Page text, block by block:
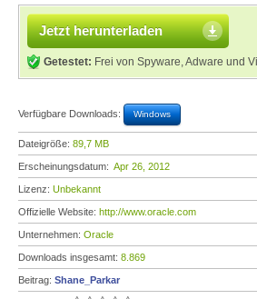
Jetzt herunterladen
Getestet: Frei von Spyware, Adware und
Verfügbare Downloads: Windows
Dateigröße: 89,7 MB
Erscheinungsdatum: Apr 26, 2012
Lizenz: Unbekannt
Offizielle Website: http://www.oracle.com
Unternehmen: Oracle
Downloads insgesamt: 8.869
Beitrag: Shane_Parkar